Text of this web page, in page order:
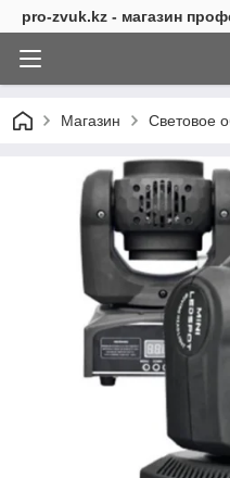
pro-zvuk.kz - магазин
Магазин Световое